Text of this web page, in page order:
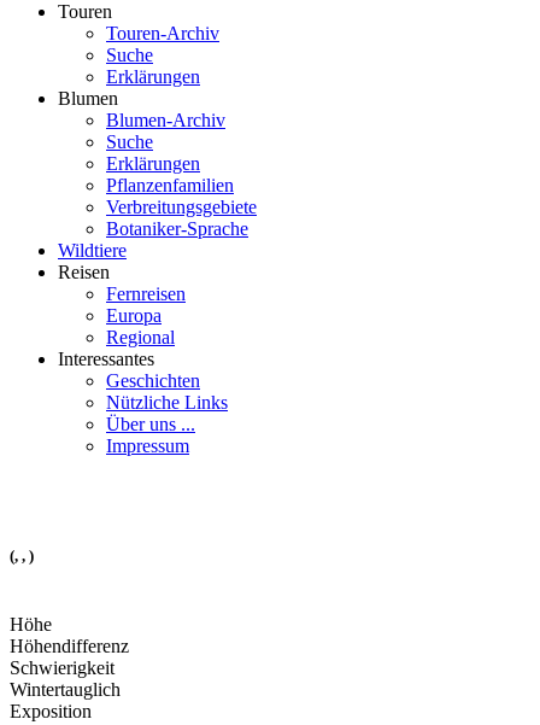
Touren
Touren-Archiv
Suche
Erklärungen
Blumen
Blumen-Archiv
Suche
Erklärungen
Pflanzenfamilien
Verbreitungsgebiete
Botaniker-Sprache
Wildtiere
Reisen
Fernreisen
Europa
Regional
Interessantes
Geschichten
Nützliche Links
Über uns ...
Impressum
(, , )
Höhe
Höhendifferenz
Schwierigkeit
Wintertauglich
Exposition